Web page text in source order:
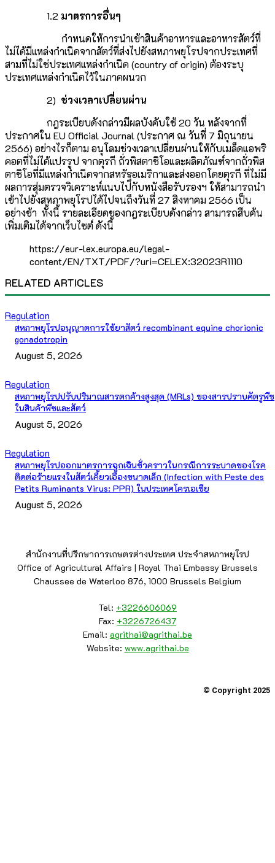
1.2 มาตรการอื่นๆ
กำหนดให้การนำเข้าสินค้าอาหารและอาหารสัตว์ที่
ไม่ได้มีแหล่งกำเนิดจากสัตว์ที่ส่งไปยังสหภาพยุโรปจากประเทศที่
สามที่ไม่ใช่ประเทศแหล่งกำเนิด (country of origin) ต้องระบุ
ประเทศแหล่งกำเนิดไว้ในภาคผนวก
2) ช่วงเวลาเปลี่ยนผ่าน
กฎระเบียบดังกล่าวมีผลบังคับใช้ 20 วัน หลังจากที่
ประกาศใน EU Official Journal (ประกาศ ณ วันที่ 7 มิถุนายน
2566) อย่างไรก็ตาม อนุโลมช่วงเวลาเปลี่ยนผ่านให้กับเมล็ดแอพริ
คอตที่ไม่ได้แปรรูป จากตุรกี ถั่วพิสตาชิโอและผลิตภัณฑ์จากถั่วพิส
ตาชิโอที่มีแหล่งกำเนิดจากสหรัฐอเมริกาและส่งออกโดยตุรกี ที่ไม่มี
ผลการสุ่มตรวจวิเคราะห์แนบไปกับหนังสือรับรองฯ ให้สามารถนำ
เข้าไปยังสหภาพยุโรปได้ไปจนถึงวันที่ 27 สิงหาคม 2566 เป็น
อย่างช้า ทั้งนี้ รายละเอียดของกฎระเบียบดังกล่าว สามารถสืบค้น
เพิ่มเติมได้จากเว็บไซต์ ดังนี้
https://eur-lex.europa.eu/legal-
content/EN/TXT/PDF/?uri=CELEX:32023R1110
RELATED ARTICLES
Regulation
สหภาพยุโรปอนุญาตการใช้ยาสัตว์ recombinant equine chorionic
gonadotropin
August 5, 2026
Regulation
สหภาพยุโรปปรับปริมาณสารตกค้างสูงสุด (MRLs) ของสารปราบศัตรูพืช
ในสินค้าพืชและสัตว์
August 5, 2026
Regulation
สหภาพยุโรปออกมาตรการฉุกเฉินชั่วคราวในกรณีการระบาดของโรค
ติดต่อร้ายแรงในสัตว์เคี้ยวเอื้องขนาดเล็ก (Infection with Peste des
Petits Ruminants Virus: PPR) ในประเทศโครเอเชีย
August 5, 2026
สำนักงานที่ปรึกษาการเกษตรต่างประเทศ ประจำสหภาพยุโรป
Office of Agricultural Affairs | Royal Thai Embassy Brussels
Chaussee de Waterloo 876, 1000 Brussels Belgium
Tel: +3226606069
Fax: +3226726437
Email: agrithai@agrithai.be
Website: www.agrithai.be
© Copyright 2025